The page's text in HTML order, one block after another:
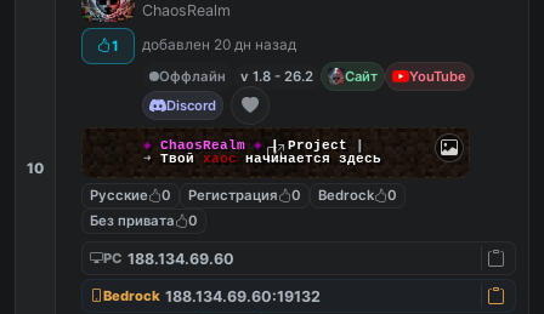
10
1
ChaosRealm
добавлен 20 дн назад
Оффлайн
v 1.8 - 26.2 Сайт
YouTube
Discord
◈ ChaosRealm ◈┃ Project
➜ Твой хаос начинается здесь
Русские 0 Регистрация 0 Bedrock
0
Без привата
0
PC 188.134.69.60
Bedrock 188.134.69.60:19132